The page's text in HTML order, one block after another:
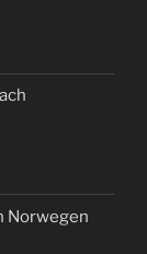
Norwegen